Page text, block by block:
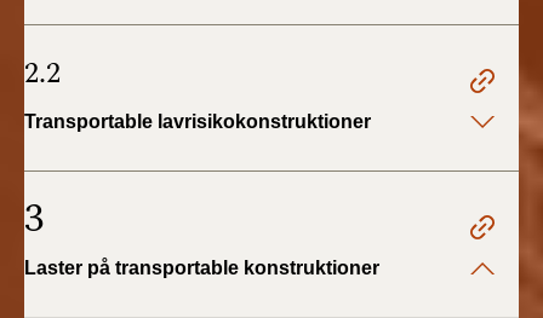
2.2
Transportable lavrisikokonstruktioner
3
Laster på transportable konstruktioner